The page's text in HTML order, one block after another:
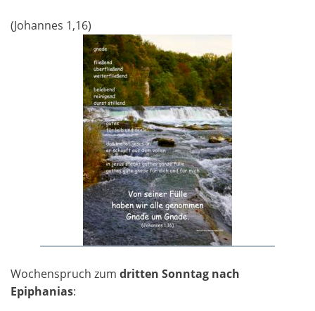
(Johannes 1,16)
Wochenspruch zum dritten Sonntag nach
Epiphanias: